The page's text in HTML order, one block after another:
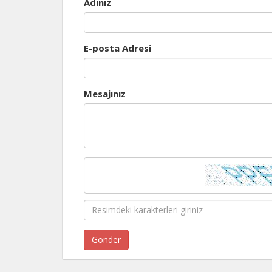
E-posta Adresi
Mesajınız